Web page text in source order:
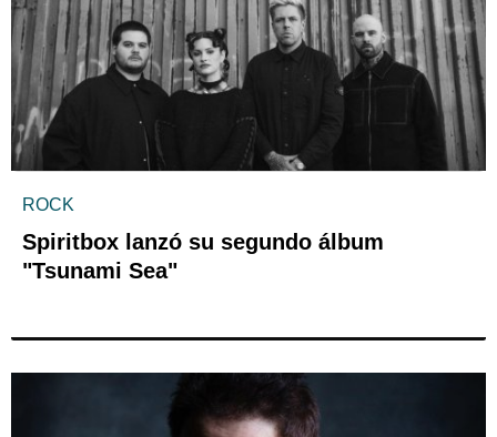
ROCK
Spiritbox lanzó su segundo álbum
"Tsunami Sea"